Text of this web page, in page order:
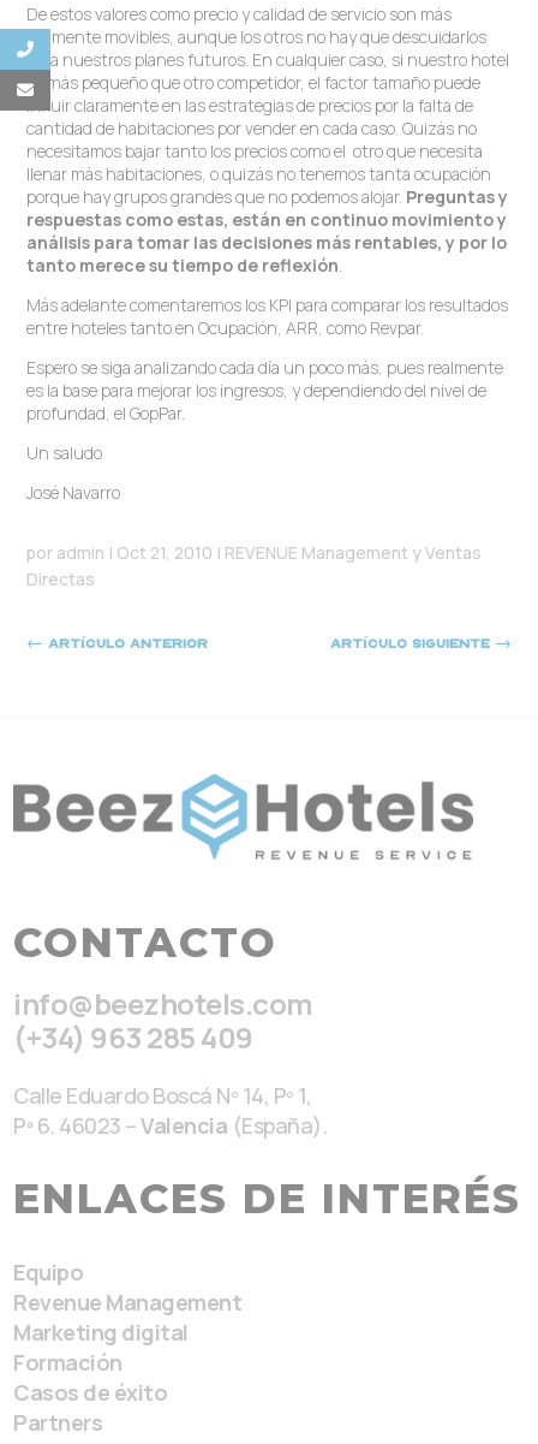
De estos valores como precio y calidad de servicio son más
ágilmente movibles, aunque los otros no hay que descuidarlos
para nuestros planes futuros. En cualquier caso, si nuestro hotel
es más pequeño que otro competidor, el factor tamaño puede
influir claramente en las estrategias de precios por la falta de
cantidad de habitaciones por vender en cada caso. Quizás no
necesitamos bajar tanto los precios como el otro que necesita
llenar más habitaciones, o quizás no tenemos tanta ocupación
porque hay grupos grandes que no podemos alojar. Preguntas y
respuestas como estas, están en continuo movimiento y
análisis para tomar las decisiones más rentables, y por lo
tanto merece su tiempo de reflexión
Más adelante comentaremos los KPI para comparar los resultados
entre hoteles tanto en Ocupación, ARR, como Revpar.
Espero se siga analizando cada día un poco más, pues realmente
es la base para mejorar los ingresos, y dependiendo del nivel de
profundad, el GopPar.
Un saludo
José Navarro
por admin | Oct 21, 2010 | REVENUE Management y Ventas
Directas
←Artículo anterior Artículo siguiente→
CONTACTO
info@beezhotels.com
(+34) 963 285 409
Calle Eduardo Boscá Nº 14, Pº 1,
Pª 6. 46023 –Valencia (España).
ENLACES DE INTERÉS
Equipo
Revenue Management
Marketing digital
Formación
Casos de éxito
Partners